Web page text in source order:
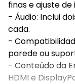
finas e ajuste de
- Áudio: Inclui
cada.
-
parede ou
- Conteúdo da
HDMI e